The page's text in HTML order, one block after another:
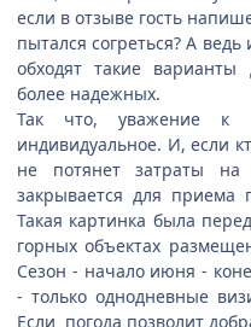
если в отзыве гость
пытался согреться? А
обходят такие варианты
более надежных.
Так что, уважение к
индивидуальное. И, если
не потянет затраты
закрывается для приема
Такая картинка была
горных объектах
Сезон - начало июня -
- только однодневные
Если погода позволит